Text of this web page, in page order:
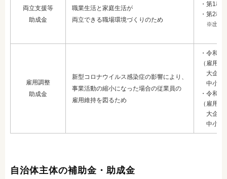
両立支援等
助成金
職業生活と家庭生活が
両立できる職場環境づくりのため
・第1種
・第2種
※出生
雇用調整
助成金
新型コロナウイルス感染症の影響により、
事業活動の縮小になった場合の従業員の
雇用維持を図るため
・令和4
（雇用維
大企業
中小企
・令和4
（雇用維
大企業
中小企
自治体主体の補助金・助成金